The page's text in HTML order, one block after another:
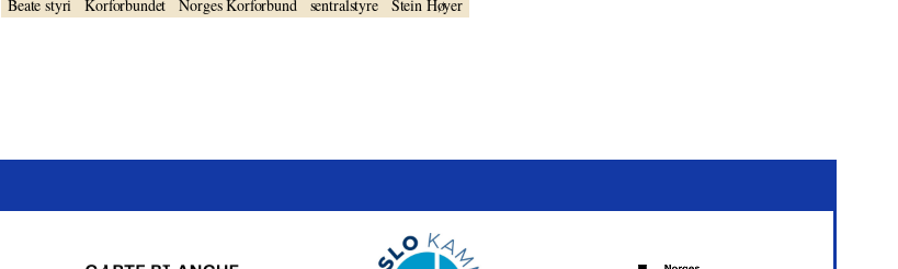
Beate styri Korforbundet Norges Korforbund sentralstyre Stein Høyer